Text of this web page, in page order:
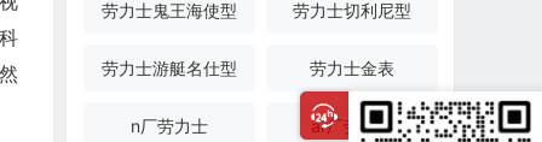
劳力士鬼王海使型 劳力士切利尼型
劳力士游艇名仕型 劳力士金表
n厂劳力士 ar厂劳力士